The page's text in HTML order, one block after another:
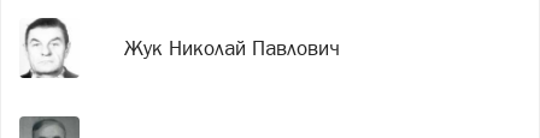
Жук Николай Павлович